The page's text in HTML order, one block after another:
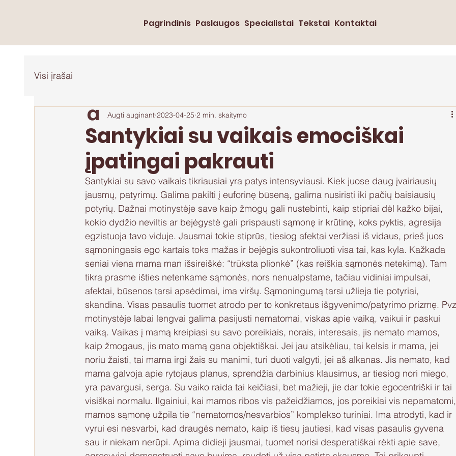
Pagrindinis Paslaugos Specialistai Tekstai Kontaktai
Visi įrašai
Santykiai su vaikais emociškai
įpatingai pakrauti
Augti auginant 2023-04-25 2 min. skaitymo
Santykiai su savo vaikais tikriausiai yra patys intensyviausi. Kiek juose daug įvairiausių
jausmų, patyrimų. Galima pakilti į euforinę būseną, galima nusiristi iki pačių baisiausių
potyrių. Dažnai motinystėje save kaip žmogų gali nustebinti, kaip stipriai dėl kažko bijai,
kokio dydžio neviltis ar bejėgystė gali prispausti sąmonę ir krūtinę, koks pyktis, agresija
egzistuoja tavo viduje. Jausmai tokie stiprūs, tiesiog afektai veržiasi iš vidaus, prieš juos
sąmoningasis ego kartais toks mažas ir bejėgis sukontroliuoti visa tai, kas kyla. Kažkada
seniai viena mama man išsireiškė: “trūksta plionkė” (kas reiškia sąmonės netekimą). Tam
tikra prasme išties netenkame sąmonės, nors nenualpstame, tačiau vidiniai impulsai,
afektai, būsenos tarsi apsėdimai, ima viršų. Sąmoningumą tarsi užlieja tie potyriai,
skandina. Visas pasaulis tuomet atrodo per to konkretaus išgyvenimo/patyrimo prizmę.
motinystėje labai lengvai galima pasijusti nematomai, viskas apie vaiką, vaikui ir paskui
vaiką. Vaikas į mamą kreipiasi su savo poreikiais, norais, interesais, jis nemato mamos,
kaip žmogaus, jis mato mamą gana objektiškai. Jei jau atsikėliau, tai kelsis ir mama, jei
noriu žaisti, tai mama irgi žais su manimi, turi duoti valgyti, jei aš alkanas. Jis nemato, kad
mama galvoja apie rytojaus planus, sprendžia darbinius klausimus, ar tiesiog nori miego,
yra pavargusi, serga. Su vaiko raida tai keičiasi, bet mažieji, jie dar tokie egocentriški ir tai
visiškai normalu. Ilgainiui, kai mamos ribos vis pažeidžiamos, jos poreikiai vis
mamos sąmonę užpila tie “nematomos/nesvarbios” komplekso turiniai. Ima atrodyti, kad ir
vyrui esi nesvarbi, kad draugės nemato, kaip iš tiesų jautiesi, kad visas pasaulis gyvena
sau ir niekam nerūpi. Apima didieji jausmai, tuomet norisi desperatiškai rėkti apie save,